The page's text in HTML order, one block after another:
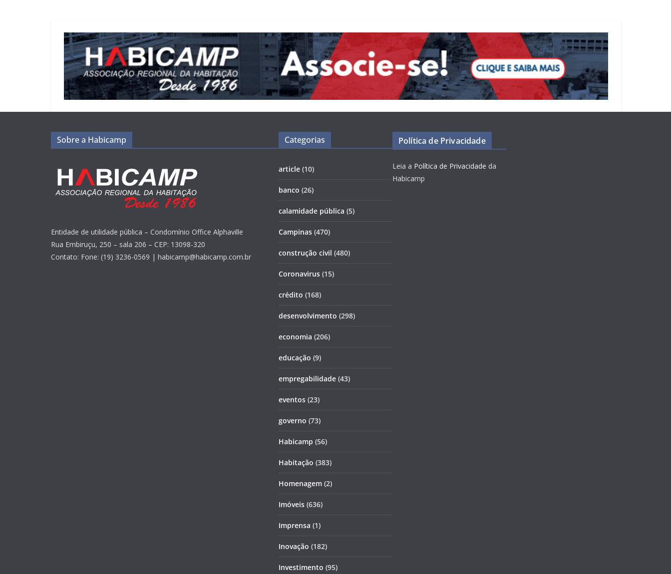
Sobre a Habicamp
Entidade de utilidade pública – Condomínio Office Alphaville
Rua Embiruçu, 250 – sala 206 – CEP: 13098-320
Contato: Fone: (19) 3236-0569 | habicamp@habicamp.com.br
Categorias
article (10)
banco (26)
calamidade pública (5)
Campinas (470)
construção civil (480)
Coronavirus (15)
crédito (168)
desenvolvimento (298)
economia (206)
educação (9)
empregabilidade (43)
eventos (23)
governo (73)
Habicamp (56)
Habitação (383)
Homenagem (2)
Imóveis (636)
Imprensa (1)
Inovação (182)
Investimento (95)
Política de Privacidade
Leia a Política de Privacidade da
Habicamp